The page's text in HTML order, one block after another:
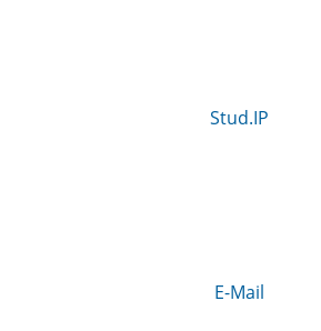
Stud.IP
E-Mail